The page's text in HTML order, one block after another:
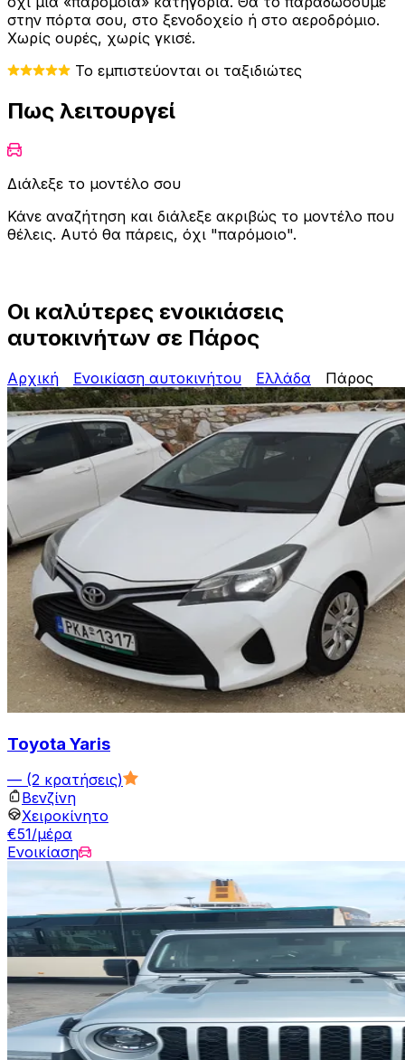
στην πόρτα σου, στο ξενοδοχείο ή στο αεροδρόμιο.
Χωρίς ουρές, χωρίς γκισέ.
Το εμπιστεύονται οι ταξιδιώτες
Πως λειτουργεί
Διάλεξε το μοντέλο σου
Κάνε αναζήτηση και διάλεξε ακριβώς το μοντέλο που
θέλεις. Αυτό θα πάρεις, όχι "παρόμοιο".
Οι καλύτερες ενοικιάσεις
αυτοκινήτων σε Πάρος
Αρχική Ενοικίαση αυτοκινήτου Ελλάδα Πάρος
Toyota Yaris
— (2 κρατήσεις)
Βενζίνη
Χειροκίνητο
€51/μέρα
Ενοικίαση